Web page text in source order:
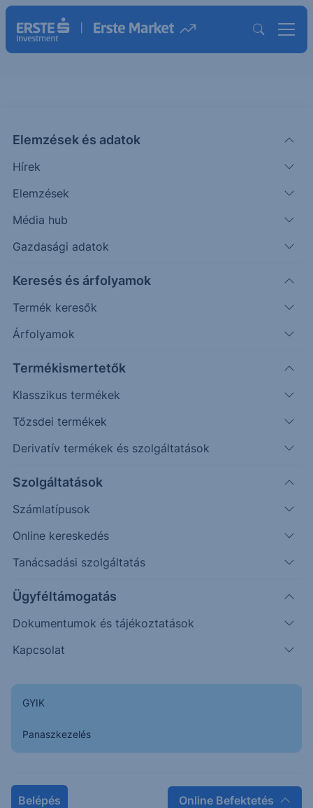
Elemzések és adatok
Hírek
Elemzések
Média hub
Gazdasági adatok
Keresés és árfolyamok
Termék keresők
Árfolyamok
Termékismertetők
Klasszikus termékek
Tőzsdei termékek
Derivatív termékek és szolgáltatások
Szolgáltatások
Számlatípusok
Online kereskedés
Tanácsadási szolgáltatás
Ügyféltámogatás
Dokumentumok és tájékoztatások
Kapcsolat
GYIK
Panaszkezelés
Belépés Online Befektetés
CSG(Wiener Börse)
Csg Class A Ord Shs
17.93 EUR
Időpont: 26.08.07. 17:35
Előző záró:
19.15
Árfolyamértesítő rögzítése
További információk kérése
Napon belüli Historikus